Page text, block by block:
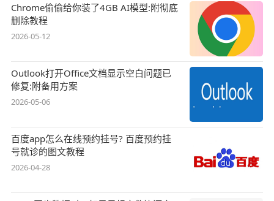
Chrome偷偷给你装了4GB AI模型:附彻底
删除教程
2026-05-12
Outlook打开Office文档显示空白问题已
修复:附备用方案
2026-05-06
百度app怎么在线预约挂号? 百度预约挂
号就诊的图文教程
2026-04-28